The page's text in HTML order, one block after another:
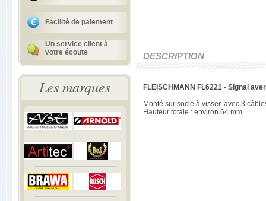
Facilité de paiement
Un service client à
votre écoute
Les marques
DESCRIPTION
FLEISCHMANN FL6221 - Signal
Monté sur socle à visser, avec 3
Hauteur totale : environ 64 mm